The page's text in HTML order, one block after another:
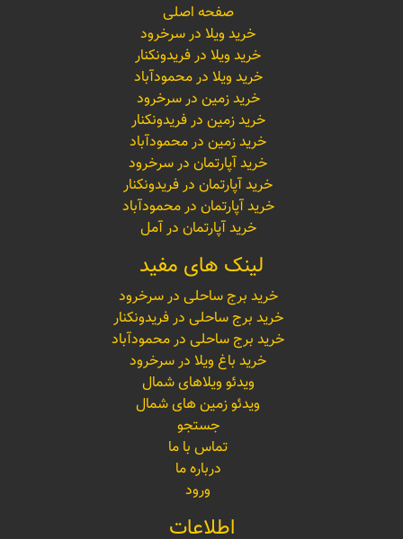
صفحه اصلی
خرید ویلا در سرخرود
خرید ویلا در فریدونکنار
خرید ویلا در محمودآباد
خرید زمین در سرخرود
خرید زمین در فریدونکنار
خرید زمین در محمودآباد
خرید آپارتمان در سرخرود
خرید آپارتمان در فریدونکنار
خرید آپارتمان در محمودآباد
خرید آپارتمان در آمل
لینک های مفید
خرید برج ساحلی در سرخرود
خرید برج ساحلی در فریدونکنار
خرید برج ساحلی در محمودآباد
خرید باغ ویلا در سرخرود
ویدئو ویلاهای شمال
ویدئو زمین های شمال
جستجو
تماس با ما
درباره ما
ورود
اطلاعات